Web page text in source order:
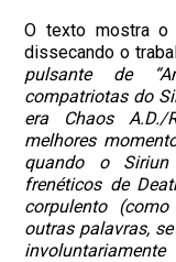
O texto mostra o
dissecando o
pulsante de
compatriotas do
era Chaos A.D./
melhores
quando o Siriun
frenéticos de
corpulento
outras palavras,